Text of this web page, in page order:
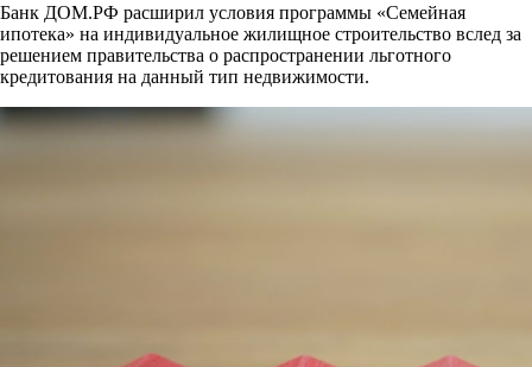
Банк ДОМ.РФ расширил условия программы «Семейная
ипотека» на индивидуальное жилищное строительство вслед за
решением правительства о распространении льготного
кредитования на данный тип недвижимости.